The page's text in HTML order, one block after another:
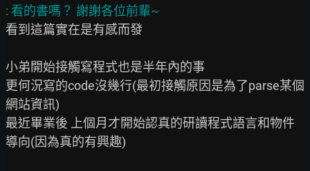
看到這篇實在是有感而發
小弟開始接觸寫程式也是半年內的事
更何況寫的code沒幾行(最初接觸原因是為了parse某個
網站資訊)
最近畢業後 上個月才開始認真的研讀程式語言和物件
導向(因為真的有興趣)